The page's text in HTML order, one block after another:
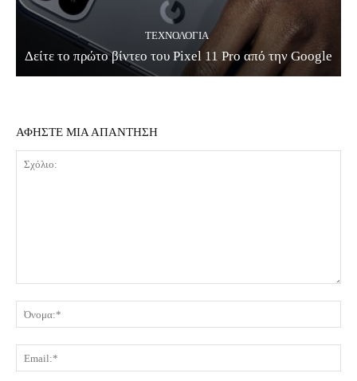
ΤΕΧΝΟΛΟΓΊΑ
Δείτε το πρώτο βίντεο του Pixel 11 Pro από την Google
ΑΦΗΣΤΕ ΜΙΑ ΑΠΑΝΤΗΣΗ